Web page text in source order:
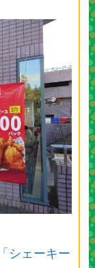
シェーキー